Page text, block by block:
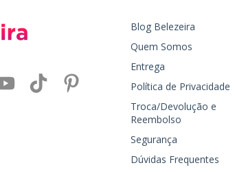
Blog Belezeira
Quem Somos
Entrega
Política de Privacidade
Troca/Devolução e
Reembolso
Segurança
Dúvidas Frequentes